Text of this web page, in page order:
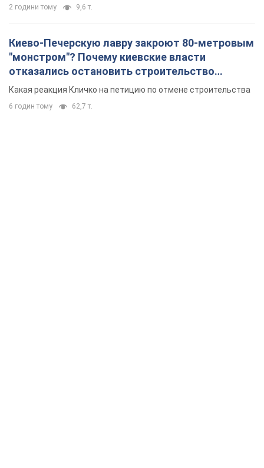
2 години тому 9,6 т.
Киево-Печерскую лавру закроют 80-метровым
"монстром"? Почему киевские власти
отказались остановить строительство
небоскреба "московского верующего"
Какая реакция Кличко на петицию по отмене строительства
6 годин тому 62,7 т.